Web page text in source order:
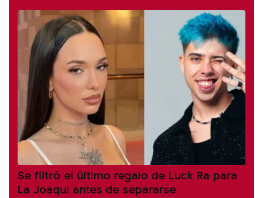
Se filtró el último regalo de Luck Ra para
La Joaqui antes de separarse